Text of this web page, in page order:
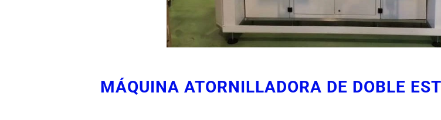
MÁQUINA ATORNILLADORA DE DOBLE